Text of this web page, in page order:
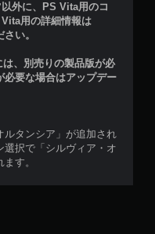
外に、PS Vita用のコ
用の詳細情報は
い。
、別売りの製品版が必
必要な場合はアップデー
ルタンシア」が追加され
選択で「シルヴィア・オ
す。